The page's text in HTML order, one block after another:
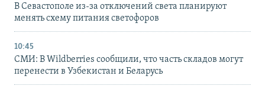
В Севастополе из-за отключений света планируют
менять схему питания светофоров
10:45
СМИ: В Wildberries сообщили, что часть складов могут
перенести в Узбекистан и Беларусь